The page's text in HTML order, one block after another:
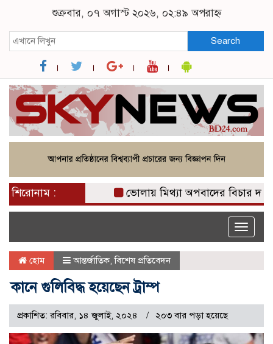
শুক্রবার, ০৭ অগাস্ট ২০২৬, ০২:৪৯ অপরাহ্ন
Search
শিরোনাম : ভোলায় মিথ্যা অপবাদের বিচার দাবিতে
Toggle
হোম আন্তর্জাতিক,বিশেষ প্রতিবেদন
কানে গুলিবিদ্ধ হয়েছেন ট্রাম্প
প্রকাশিত: রবিবার, ১৪ জুলাই, ২০২৪ ২০৩ বার পড়া হয়েছে